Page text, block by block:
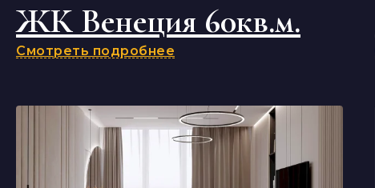
ЖК Венеция 60кв.м.
Смотреть подробнее